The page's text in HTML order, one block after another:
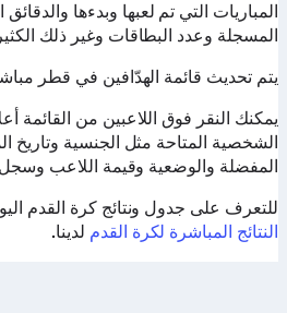
المباريات التي تم لعبها وبدءها
المسجلة وعدد البطاقات وغير ذلك
يتم تحديث قائمة الهدّافين في قطر
يمكنك النقر فوق اللاعبين من القائمة
الشخصية المتاحة مثل الجنسية وتاريخ
المفضلة والوضعية وقيمة اللاعب وسجل
للتعرف على جدول ونتائج كرة القدم
النتائج المباشرة لكرة القدم لدينا.